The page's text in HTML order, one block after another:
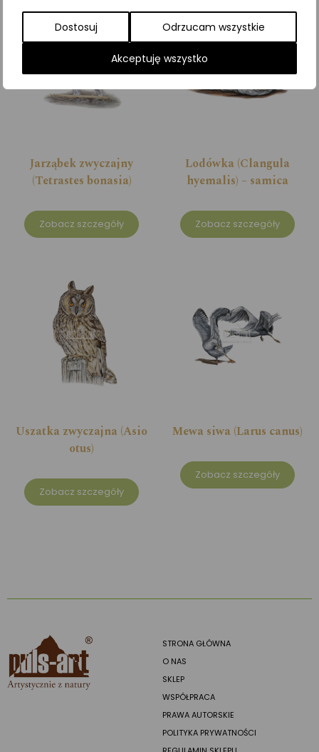
Dostosuj Odrzucam wszystkie
Akceptuję wszystko
Jarząbek zwyczajny
(Tetrastes bonasia)
Zobacz szczegóły
Lodówka (Clangula
hyemalis) – samica
Zobacz szczegóły
Uszatka zwyczajna (Asio
otus)
Zobacz szczegóły
Mewa siwa (Larus canus)
Zobacz szczegóły
STRONA GŁÓWNA
O NAS
SKLEP
WSPÓŁPRACA
PRAWA AUTORSKIE
POLITYKA PRYWATNOŚCI